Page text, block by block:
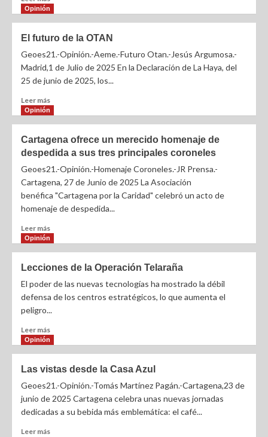
Opinión
El futuro de la OTAN
Geoes21.-Opinión.-Aeme.-Futuro Otan.-Jesús Argumosa.-
Madrid,1 de Julio de 2025 En la Declaración de La Haya, del
25 de junio de 2025, los...
Leer más
Opinión
Cartagena ofrece un merecido homenaje de
despedida a sus tres principales coroneles
Geoes21.-Opinión.-Homenaje Coroneles.-JR Prensa.-
Cartagena, 27 de Junio de 2025 La Asociación
benéfica "Cartagena por la Caridad" celebró un acto de
homenaje de despedida...
Leer más
Opinión
Lecciones de la Operación Telaraña
El poder de las nuevas tecnologías ha mostrado la débil
defensa de los centros estratégicos, lo que aumenta el
peligro...
Leer más
Opinión
Las vistas desde la Casa Azul
Geoes21.-Opinión.-Tomás Martínez Pagán.-Cartagena,23 de
junio de 2025 Cartagena celebra unas nuevas jornadas
dedicadas a su bebida más emblemática: el café...
Leer más